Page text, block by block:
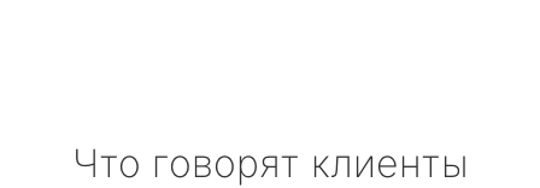
Что говорят клиенты